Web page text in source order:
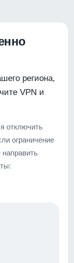
региона,
VPN и
отключить
ограничение